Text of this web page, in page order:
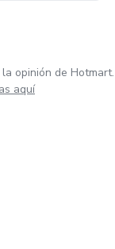
opinión de Hotmart.
aquí